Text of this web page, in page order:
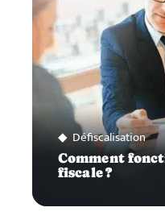
Défiscalisation
Comment
fiscale ?